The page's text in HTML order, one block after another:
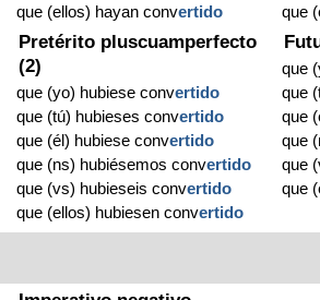
que (ellos) hayan convertido
que
Pretérito pluscuamperfecto
(2)
que (yo) hubiese convertido
que (tú) hubieses convertido
que (él) hubiese convertido
que (ns) hubiésemos convertido
que (vs) hubieseis convertido
que (ellos) hubiesen convertido
que
que
que
que
que
que